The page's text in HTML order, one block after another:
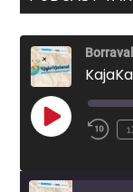
PLAY
EPISODE